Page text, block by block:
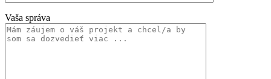
Vaša správa